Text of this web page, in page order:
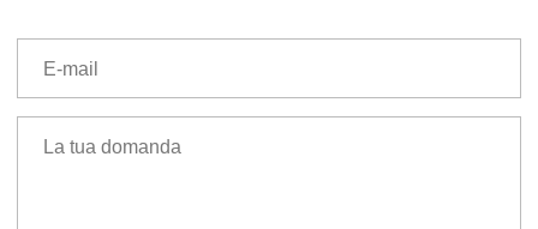
E-mail
La tua domanda